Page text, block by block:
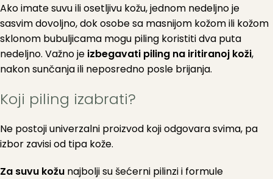
Ako imate suvu ili osetljivu kožu, jednom nedeljno je
sasvim dovoljno, dok osobe sa masnijom kožom ili kožom
sklonom bubuljicama mogu piling koristiti dva puta
nedeljno. Važno je izbegavati piling na iritiranoj koži,
nakon sunčanja ili neposredno posle brijanja.
Koji piling izabrati?
Ne postoji univerzalni proizvod koji odgovara svima, pa
izbor zavisi od tipa kože.
Za suvu kožu najbolji su šećerni pilinzi i formule